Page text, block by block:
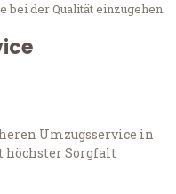
der Qualität einzugehen.
Umzugsservice in
Sorgfalt